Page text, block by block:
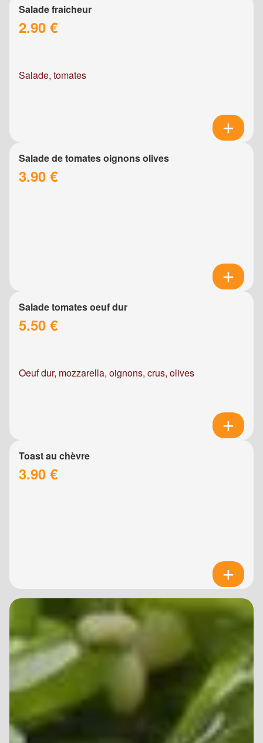
Salade fraicheur
2.90 €
Salade, tomates
Salade de tomates oignons olives
3.90 €
Salade tomates oeuf dur
5.50 €
Oeuf dur, mozzarella, oignons, crus, olives
Toast au chèvre
3.90 €